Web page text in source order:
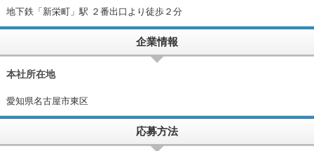
地下鉄「新栄町」駅 ２番出口より徒歩２分
企業情報
本社所在地
愛知県名古屋市東区
応募方法